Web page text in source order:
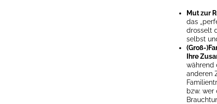
Mut zur
das
drosselt
selbst
(Groß-
Ihre
während
anderen
bzw.